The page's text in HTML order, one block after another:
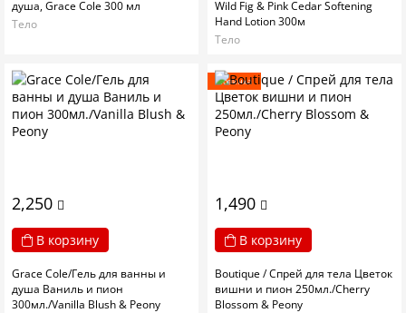
душа, Grace Cole 300 мл
Тело
Wild Fig & Pink Cedar Softening
Hand Lotion 300м
Тело
2,250
В корзину
Grace Cole/Гель для ванны и
душа Ваниль и пион
300мл./Vanilla Blush & Peony
Новинка
1,490
В корзину
Boutique / Спрей для тела Цветок
вишни и пион 250мл./Cherry
Blossom & Peony